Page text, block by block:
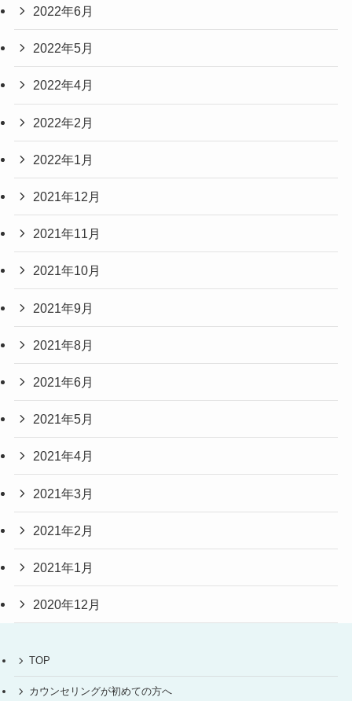
2022年6月
2022年5月
2022年4月
2022年2月
2022年1月
2021年12月
2021年11月
2021年10月
2021年9月
2021年8月
2021年6月
2021年5月
2021年4月
2021年3月
2021年2月
2021年1月
2020年12月
TOP
カウンセリングが初めての方へ